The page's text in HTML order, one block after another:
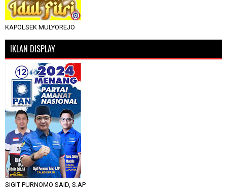
KAPOLSEK MULYOREJO
IKLAN DISPLAY
SIGIT PURNOMO SAID, S.AP